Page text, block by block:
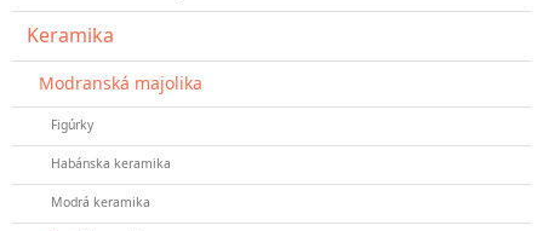
Keramika
Modranská majolika
Figúrky
Habánska keramika
Modrá keramika